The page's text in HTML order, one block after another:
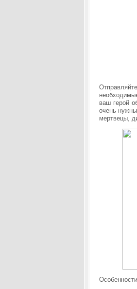
ваш герой
очень
мертвецы,